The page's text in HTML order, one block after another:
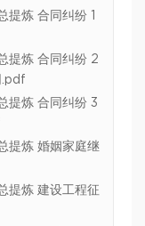
炼 合同纠纷 1
提炼 合同纠纷 2
.pdf
提炼 合同纠纷 3
提炼 婚姻家庭继
提炼 建设工程征